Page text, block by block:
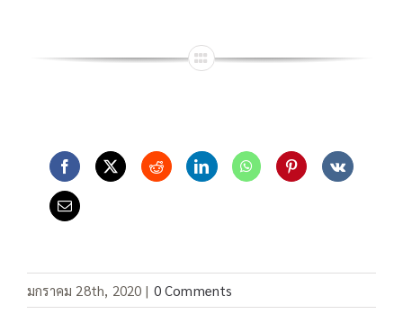
มกราคม 28th, 2020 | 0 Comments